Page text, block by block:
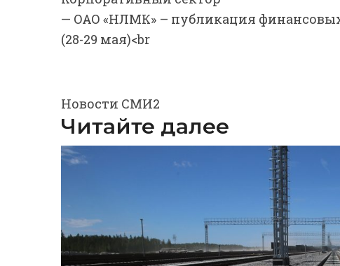
— ОАО «НЛМК» – публикация финансовых
(28-29 мая)<br
Новости СМИ2
Читайте далее